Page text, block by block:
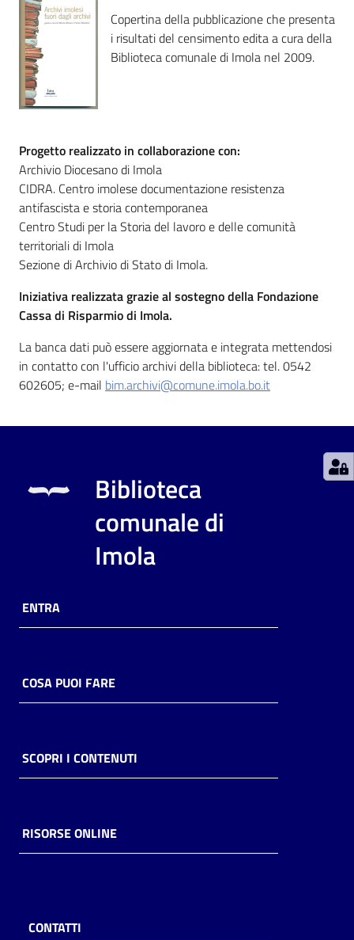
Decentrate
Patto
per
la
lettura
Seguici
su
Catalogo
Chiedi al
Copertina della pubblicazione che presenta
i risultati del censimento edita a cura della
Biblioteca comunale di Imola nel 2009.
Progetto realizzato in collaborazione con:
Archivio Diocesano di Imola
CIDRA. Centro imolese documentazione resistenza
antifascista e storia contemporanea
Centro Studi per la Storia del lavoro e delle comunità
territoriali di Imola
Sezione di Archivio di Stato di Imola.
Iniziativa realizzata grazie al sostegno della Fondazione
Cassa di Risparmio di Imola.
La banca dati può essere aggiornata e integrata mettendosi
in contatto con l'ufficio archivi della biblioteca: tel. 0542
602605; e-mail bim.archivi@comune.imola.bo.it
Biblioteca
comunale di
Imola
ENTRA
COSA PUOI FARE
SCOPRI I CONTENUTI
RISORSE ONLINE
CONTATTI